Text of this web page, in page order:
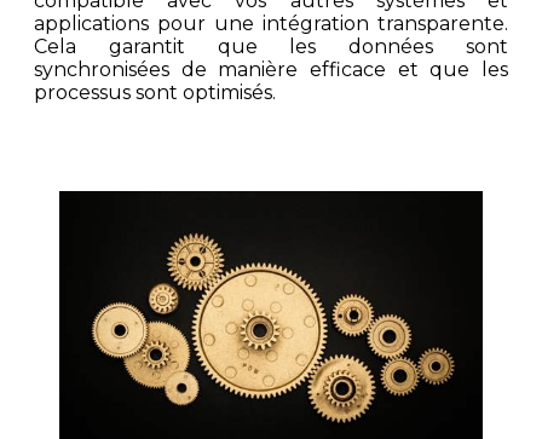
applications pour une intégration transparente.
Cela garantit que les données sont
synchronisées de manière efficace et que les
processus sont optimisés.